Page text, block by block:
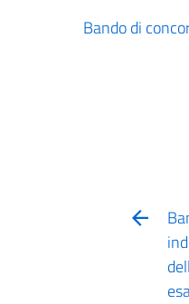
Bando di